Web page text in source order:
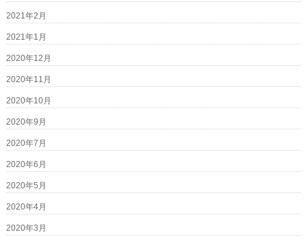
2021年2月
2021年1月
2020年12月
2020年11月
2020年10月
2020年9月
2020年7月
2020年6月
2020年5月
2020年4月
2020年3月